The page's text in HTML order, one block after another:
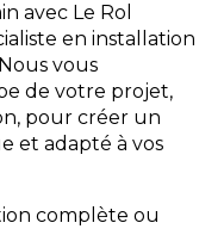
avec Le Rol
en installation
vous
de votre projet,
pour créer un
et adapté à vos
complète ou